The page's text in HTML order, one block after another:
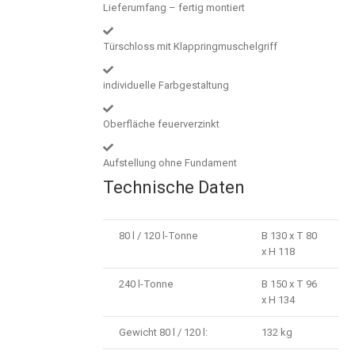
Lieferumfang – fertig montiert
Türschloss mit Klappringmuschelgriff
individuelle Farbgestaltung
Oberfläche feuerverzinkt
Aufstellung ohne Fundament
Technische Daten
80 l / 120 l-Tonne
B 130 x T 80
x H 118
240 l-Tonne
B 150 x T 96
x H 134
Gewicht 80 l / 120 l: 132 kg